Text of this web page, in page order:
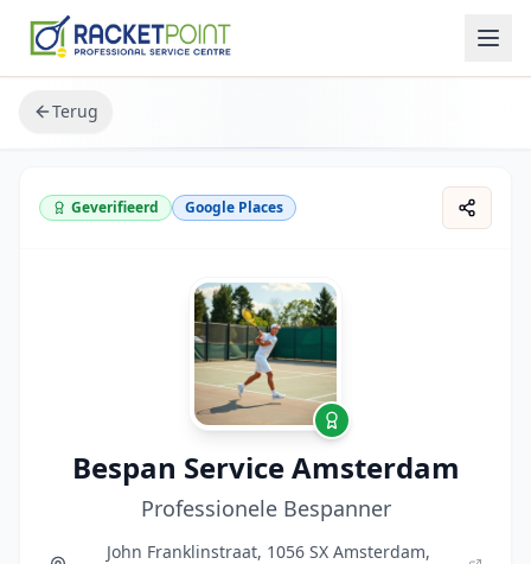
Terug
Geverifieerd Google Places
Bespan Service Amsterdam
Professionele Bespanner
John Franklinstraat, 1056 SX Amsterdam,